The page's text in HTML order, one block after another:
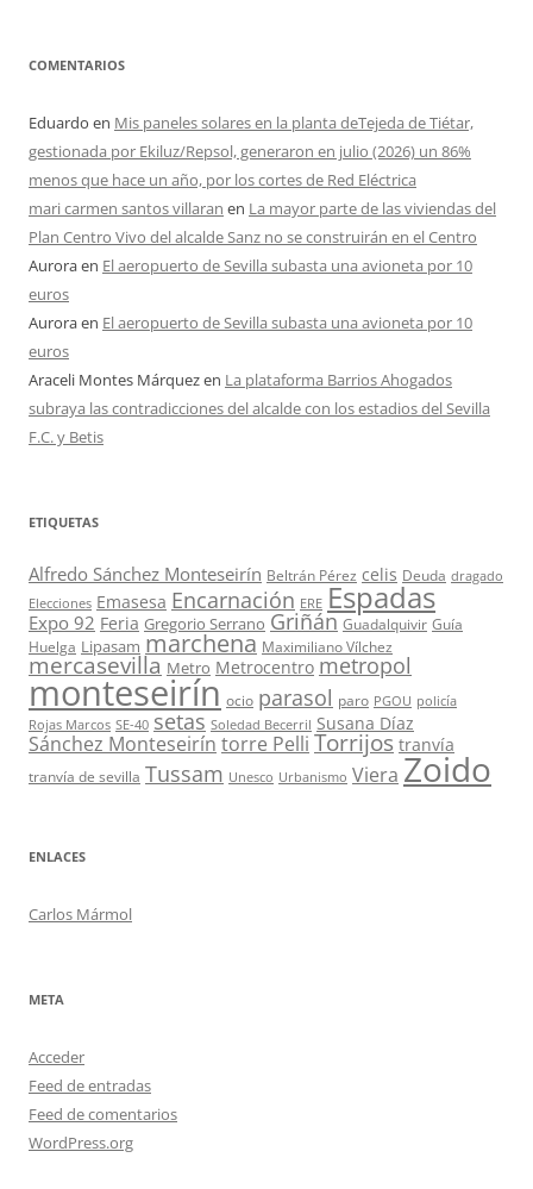
COMENTARIOS
Eduardo en Mis paneles solares en la planta deTejeda de Tiétar,
gestionada por Ekiluz/Repsol, generaron en julio (2026) un 86%
menos que hace un año, por los cortes de Red Eléctrica
mari carmen santos villaran en La mayor parte de las viviendas del
Plan Centro Vivo del alcalde Sanz no se construirán en el Centro
Auroraen El aeropuerto de Sevilla subasta una avioneta por 10
euros
Auroraen El aeropuerto de Sevilla subasta una avioneta por 10
euros
Araceli Montes Márquezen La plataforma Barrios Ahogados
subraya las contradicciones del alcalde con los estadios del Sevilla
F.C. y Betis
ETIQUETAS
Alfredo Sánchez Monteseirín Beltrán Pérez celis Deuda dragado
Elecciones Emasesa Encarnación ERE Espadas
Expo 92 Feria Gregorio Serrano Griñán Guadalquivir Guía
Huelga Lipasam marchena Maximiliano Vílchez
mercasevilla Metro Metrocentro metropol
monteseirín ocio parasol paro PGOU policía
Rojas Marcos SE-40 setas Soledad Becerril Susana Díaz
Sánchez Monteseirín torre Pelli Torrijos tranvía
tranvía de sevilla Tussam Unesco Urbanismo Viera Zoido
ENLACES
Carlos Mármol
META
Acceder
Feed de entradas
Feed de comentarios
WordPress.org